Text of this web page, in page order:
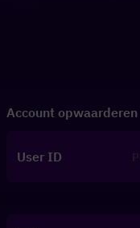
Account opwaarderen
User ID